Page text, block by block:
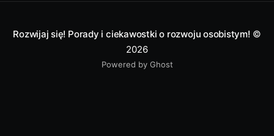
odgrywają też istotną rolę
Rozwijaj się! Porady i ciekawostki o rozwoju osobistym! ©
2026
Powered by Ghost